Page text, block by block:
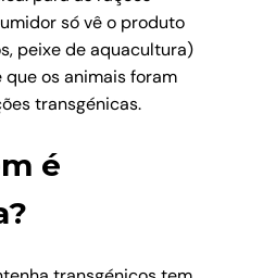
só vê o produto
peixe de aquacultura)
os animais foram
transgénicas.
é